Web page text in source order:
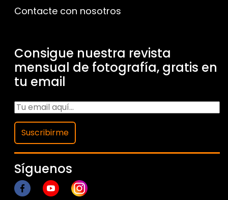
Contacte con nosotros
Consigue nuestra revista
mensual de fotografía, gratis en
tu email
Suscribirme
Síguenos